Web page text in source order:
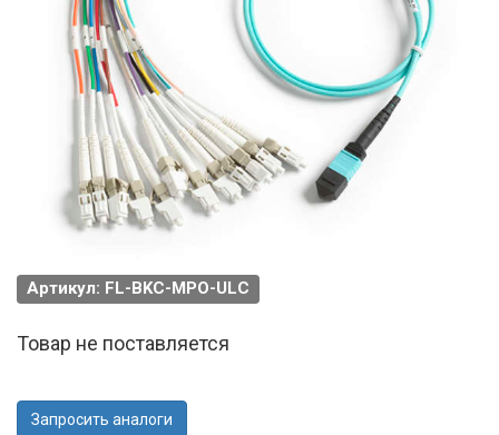
Артикул: FL-BKC-MPO-ULC
Товар не поставляется
Запросить аналоги